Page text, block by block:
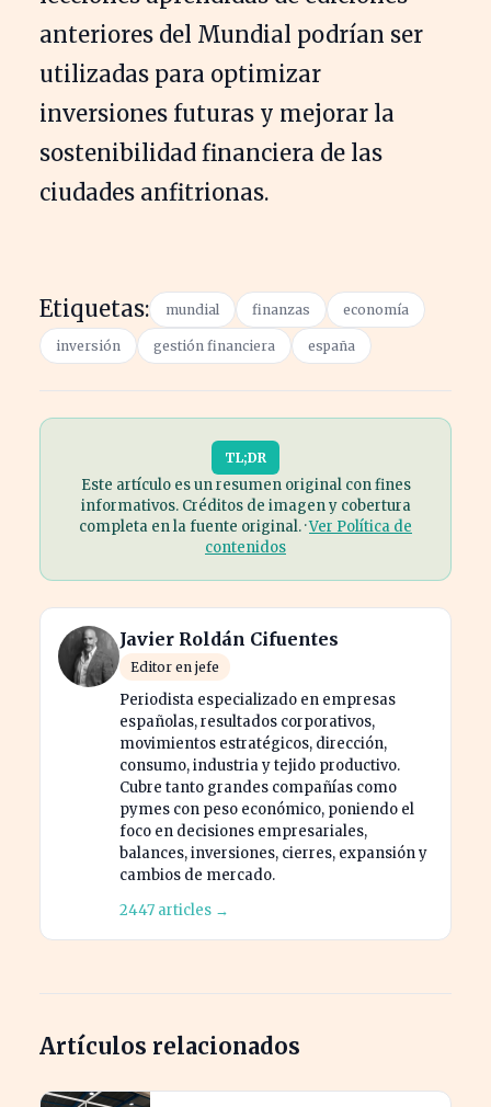
anteriores del Mundial podrían ser
utilizadas para optimizar
inversiones futuras y mejorar la
sostenibilidad financiera de las
ciudades anfitrionas.
Etiquetas: mundial finanzas economía
inversión gestión financiera españa
TL;DR
Este artículo es un resumen original con fines
informativos. Créditos de imagen y cobertura
completa en la fuente original. ·Ver Política de
contenidos
Javier Roldán Cifuentes
Editor en jefe
Periodista especializado en empresas
españolas, resultados corporativos,
movimientos estratégicos, dirección,
consumo, industria y tejido productivo.
Cubre tanto grandes compañías como
pymes con peso económico, poniendo el
foco en decisiones empresariales,
balances, inversiones, cierres, expansión y
cambios de mercado.
2447 articles →
Artículos relacionados